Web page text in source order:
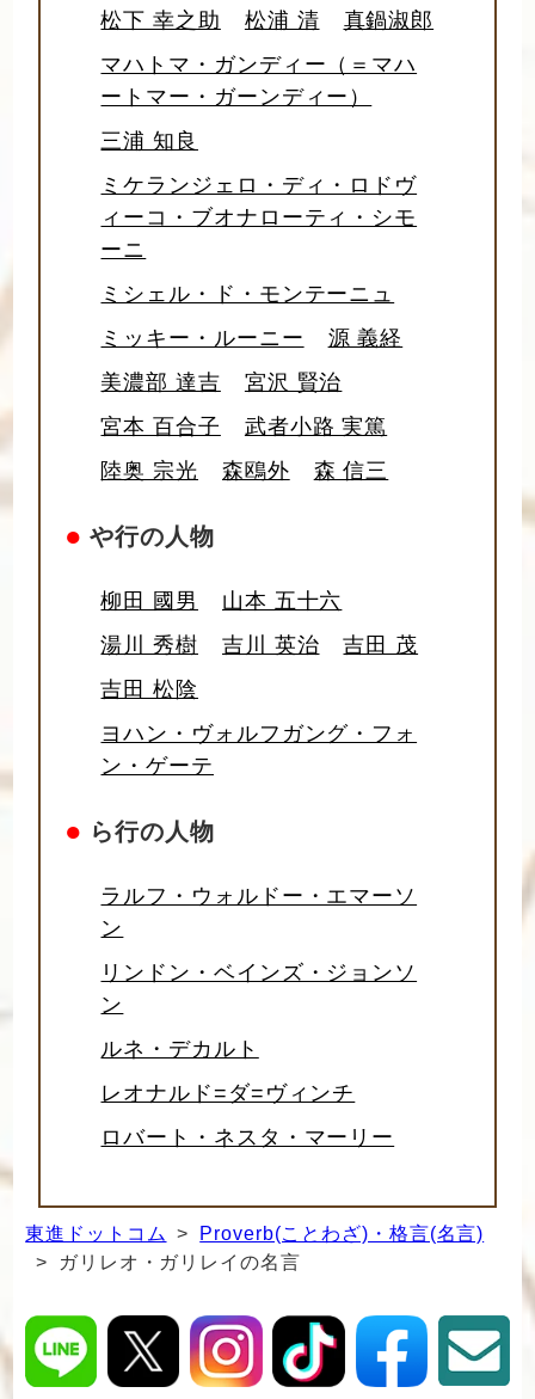
松下 幸之助
松浦 清
真鍋淑郎
マハトマ・ガンディー（＝マハ
ートマー・ガーンディー）
三浦 知良
ミケランジェロ・ディ・ロドヴ
ィーコ・ブオナローティ・シモ
ーニ
ミシェル・ド・モンテーニュ
ミッキー・ルーニー
源 義経
美濃部 達吉
宮沢 賢治
宮本 百合子
武者小路 実篤
陸奥 宗光
森鴎外 森 信三
● や行の人物
柳田 國男
山本 五十六
湯川 秀樹
吉川 英治
吉田 茂
吉田 松陰
ヨハン・ヴォルフガング・フォ
ン・ゲーテ
● ら行の人物
ラルフ・ウォルドー・エマーソ
ン
リンドン・ベインズ・ジョンソ
ン
ルネ・デカルト
レオナルド=ダ=ヴィンチ
ロバート・ネスタ・マーリー
東進ドットコム >
Proverb(ことわざ)・格言(名言)
> ガリレオ・ガリレイの名言